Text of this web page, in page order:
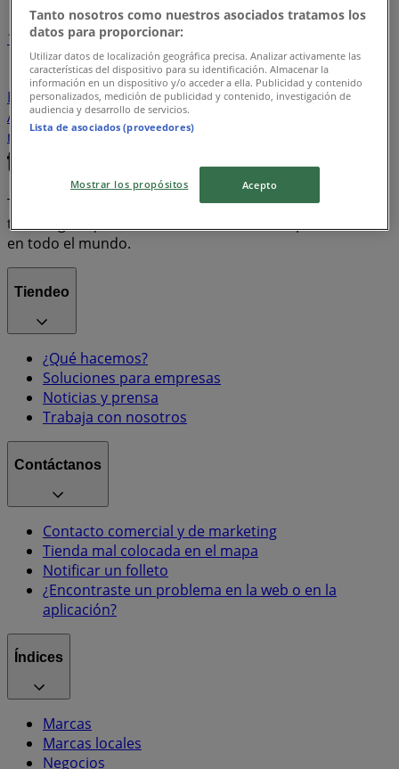
1
Supermercados
Tiendas Departamentales
Farmacias y Salud
Bancos y Servicios
Ropa, Zapatos y
Accesorios
Electrónica Hogar
refrigeradores
lavadoras
Tiendeo forma parte de Shopfully, la empresa
tecnológica que está reinventando las compras locales
en todo el mundo.
Tiendeo
¿Qué hacemos?
Soluciones para empresas
Noticias y prensa
Trabaja con nosotros
Contáctanos
Contacto comercial y de marketing
Tienda mal colocada en el mapa
Notificar un folleto
¿Encontraste un problema en la web o en la
aplicación?
Índices
Marcas
Marcas locales
Negocios
Tanto nosotros como nuestros asociados tratamos los
datos para proporcionar:
Utilizar datos de localización geográfica precisa. Analizar activamente las
características del dispositivo para su identificación. Almacenar la
información en un dispositivo y/o acceder a ella. Publicidad y contenido
personalizados, medición de publicidad y contenido, investigación de
audiencia y desarrollo de servicios.
Lista de asociados (proveedores)
Mostrar los propósitos Acepto